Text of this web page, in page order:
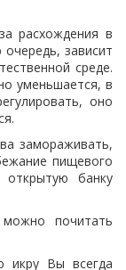
расхождения в
зависит
среде.
уменьшается, в
оно
замораживать,
пищевого
открытую банку
почитать
икру Вы всегда